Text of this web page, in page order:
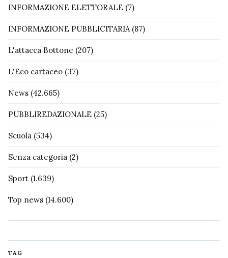
INFORMAZIONE ELETTORALE (7)
INFORMAZIONE PUBBLICITARIA(87)
L'attacca Bottone (207)
L'Eco cartaceo (37)
News (42.665)
PUBBLIREDAZIONALE (25)
Scuola (534)
Senza categoria (2)
Sport (1.639)
Top news (14.600)
TAG